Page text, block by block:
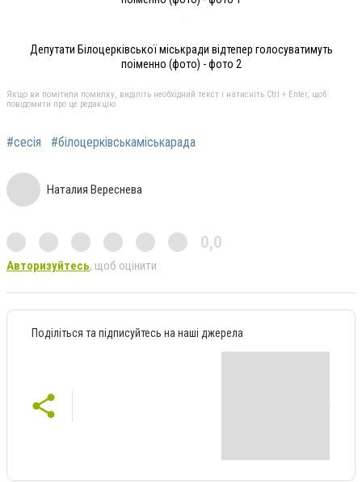
Депутати Білоцерківської міськради відтепер голосуватимуть
поіменно (фото) - фото 2
Якщо ви помітили помилку, виділіть необхідний текст і натисніть Ctrl + Enter, щоб
повідомити про це редакцію
#сесія #білоцерківськаміськарада
Наталия Вереснева
0,0
Авторизуйтесь, щоб оцінити
Поділіться та підписуйтесь на наші джерела